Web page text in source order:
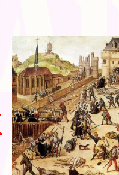
Edition de Cartes
Au temps du Covid
Post-it politiques